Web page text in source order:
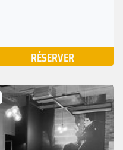
RÉSERVER